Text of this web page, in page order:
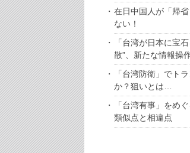
在日中国人が「帰
ない！
「台湾が日本に宝
散”、新たな情報操
「台湾防衛」でト
か？狙いとは…
「台湾有事」をめ
類似点と相違点